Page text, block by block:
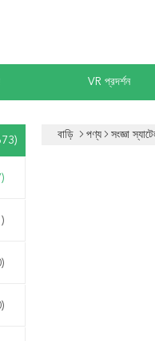
VR প্রদর্শন
বাড়ি পণ্য সংজ্ঞা